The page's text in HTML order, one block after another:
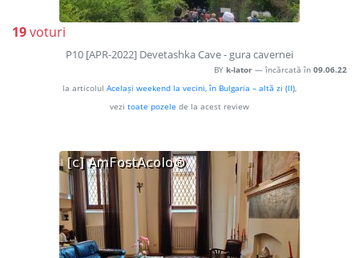
19voturi
P10 [APR-2022] Devetashka Cave - gura cavernei
BY k-lator — încărcată în 09.06.22
la articolul Același weekend la vecini, în Bulgaria – altă zi (II),
vezi toate pozele de la acest review